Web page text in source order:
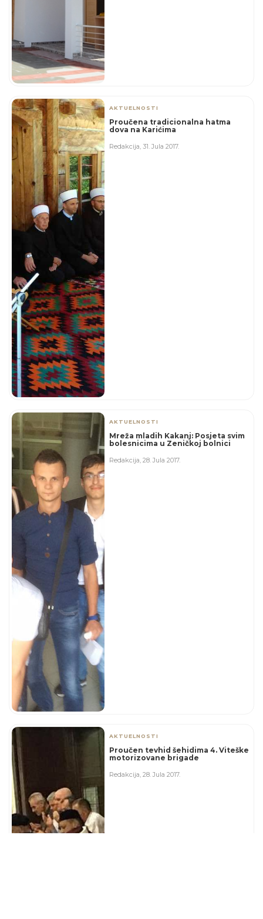
AKTUELNOSTI
Proučena tradicionalna hatma
dova na Karićima
Redakcija ,31. Jula 2017.
AKTUELNOSTI
Mreža mladih Kakanj: Posjeta svim
bolesnicima u Zeničkoj bolnici
Redakcija,28. Jula 2017.
AKTUELNOSTI
Proučen tevhid šehidima 4. Viteške
motorizovane brigade
Redakcija ,28. Jula 2017.